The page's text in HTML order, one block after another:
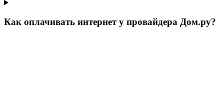
Как оплачивать интернет у провайдера Дом.ру?